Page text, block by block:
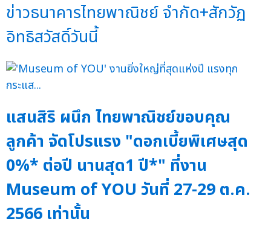
ข่าวธนาคารไทยพาณิชย์ จำกัด+สักวัฏ
อิทธิสวัสดิ์วันนี้
แสนสิริ ผนึก ไทยพาณิชย์ขอบคุณ
ลูกค้า จัดโปรแรง "ดอกเบี้ยพิเศษสุด
0%* ต่อปี นานสุด1 ปี*" ที่งาน
Museum of YOU วันที่ 27-29 ต.ค.
2566 เท่านั้น